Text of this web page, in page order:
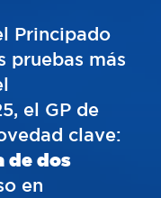
Principado
pruebas más
el GP de
clave:
de dos
en